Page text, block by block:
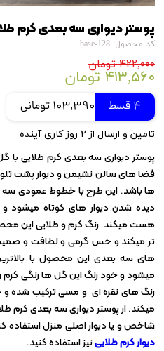
پوستر دیواری سه بعدی کرم
کد محصول: base-128
۴۲۲,۰۰۰ تومان
۴۱۳,۵۶۰ تومان
4 قسط 103,390 تومانی
تامین و ارسال از ۲ روز کاری آینده
پوستر دیواری سه بعدی کرم طلایی با
فضا های سالن نشیمن و دیوار پشت
ها باشد. این طرح با خطوط عمودی سه
دیده شدن دیوار های کوتاه میشود و
هست میکند. رنگ کرم و طلایی این
تر میکند و حس گرمی و لطافت و
های سه بعدی این محصول با
میشود و خود رنگ این گل ها رنگی
رنگ های نقره ای و مسی ترکیب شده و
میکند. ار پوستر دیواری سه بعدی کرم
شاخص و یا دیوار اصلی منزل استفاده
دیوار کرم طلایینیز استفاده کنید.